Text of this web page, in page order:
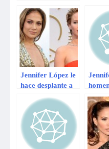
terminó su
matrimonio con
Marc Anthony
Jennifer López le
hace desplante a
Lawrence
Celia